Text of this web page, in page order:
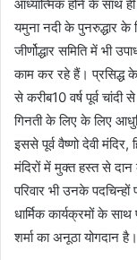
आध्यात्मिक होने के साथ ही
यमुना नदी के पुनरुद्धार के
जीर्णोद्धार समिति में भी
काम कर रहे हैं। प्रसिद्ध
से करीब10 वर्ष पूर्व
गिनती के लिए के लिए
इससे पूर्व वैष्णो देवी मंदिर,
मंदिरों में मुक्त हस्त से
परिवार भी उनके
धार्मिक कार्यक्रमों के
शर्मा का अनूठा योगदान है।